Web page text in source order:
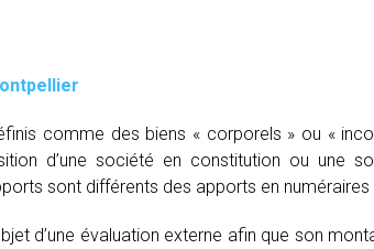
comme des biens « corporels » ou «
d’une société en constitution ou une
sont différents des apports en numéraires
d’une évaluation externe afin que son